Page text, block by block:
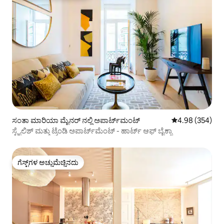
ಸಂತಾ ಮಾರಿಯಾ ಮೈನರ್ ನಲ್ಲಿ ಅಪಾರ್ಟ್‌ಮಂಟ್ 5 ರಲ್ಲಿ 4.98
4.98 (354)
ಸ್ಟೈಲಿಶ್ ಮತ್ತು ಟ್ರೆಂಡಿ ಅಪಾರ್ಟ್‌ಮೆಂಟ್ - ಹಾರ್ಟ್ ಆಫ್ ಬೈಕ್ಸಾ
ಗೆಸ್ಟ್‌ಗಳ ಅಚ್ಚುಮೆಚ್ಚಿನದು
ಗೆಸ್ಟ್‌ಗಳ ಅಚ್ಚುಮೆಚ್ಚಿನದು